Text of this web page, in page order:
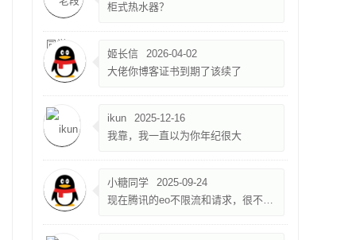
柜式热水器？
姬长信
2026-04-02
大佬你博客证书到期了该续了
ikun
2025-12-16
我靠，我一直以为你年纪很大
小糖同学
2025-09-24
现在腾讯的eo不限流和请求，很不错，就是限速500k